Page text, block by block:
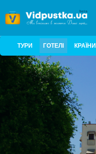
ТУРИ ГОТЕЛІ КРАЇНИ